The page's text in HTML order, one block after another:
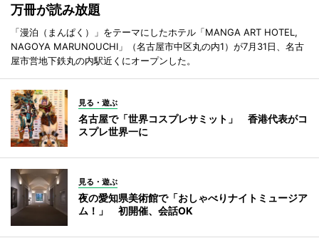
万冊が読み放題
「漫泊（まんぱく）」をテーマにしたホテル「MANGA ART HOTEL,
NAGOYA MARUNOUCHI」（名古屋市中区丸の内1）が7月31日、名古
屋市営地下鉄丸の内駅近くにオープンした。
見る・遊ぶ
名古屋で「世界コスプレサミット」 香港代表がコ
スプレ世界一に
見る・遊ぶ
夜の愛知県美術館で「おしゃべりナイトミュージア
ム！」 初開催、会話OK